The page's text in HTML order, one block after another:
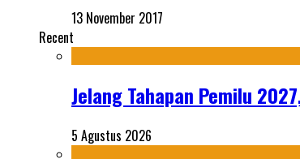
13 November 2017
Recent
Jelang Tahapan Pemilu
5 Agustus 2026